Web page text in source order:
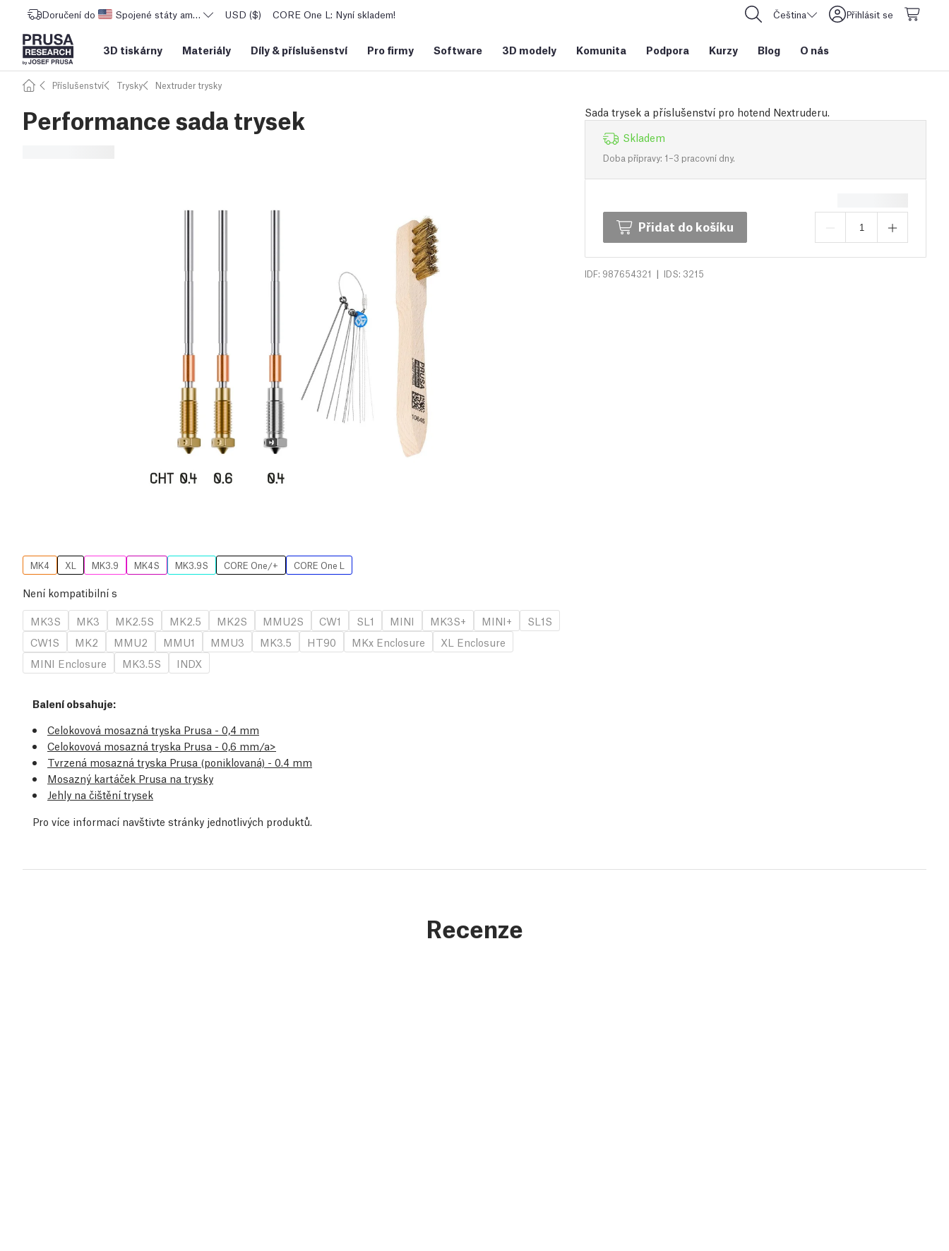
Doručení do Spojené státy americké USD ($) CORE One L: Nyní skladem! Čeština Přihlásit se
3D tiskárny Materiály Díly & příslušenství Pro firmy Software 3D modely Komunita Podpora Kurzy Blog O nás
Příslušenství Trysky Nextruder trysky
Performance sada trysek
Sada trysek a příslušenství pro hotend Nextruderu.
Skladem
Doba přípravy: 1–3 pracovní dny.
Přidat do košíku
IDF: 987654321 | IDS: 3215
MK4 XL MK3.9 MK4S MK3.9S CORE One/+ CORE One L
Není kompatibilní s
MK3S
MK3 MK2.5S MK2.5 MK2S MMU2S CW1 SL1 MINI MK3S+ MINI+
SL1S
CW1S
MK2 MMU2 MMU1 MMU3 MK3.5 HT90 MKx Enclosure
XL Enclosure
MINI Enclosure
MK3.5S INDX
Balení obsahuje:
Celokovová mosazná tryska Prusa - 0,4 mm
Celokovová mosazná tryska Prusa - 0,6 mm/a>
Tvrzená mosazná tryska Prusa (poniklovaná) - 0.4 mm
Mosazný kartáček Prusa na trysky
Jehly na čištění trysek
Pro více informací navštivte stránky jednotlivých produktů.
Recenze